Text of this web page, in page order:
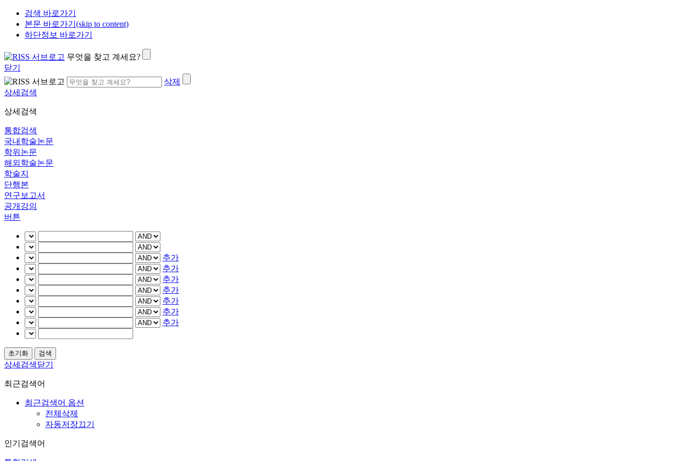
검색 바로가기
본문 바로가기(skip to content)
하단정보 바로가기
무엇을 찾고 계세요?
닫기
삭제
상세검색
상세검색
통합검색
국내학술논문
학위논문
해외학술논문
학술지
단행본
연구보고서
공개강의
버튼
추가
추가
추가
추가
추가
추가
추가
상세검색닫기
최근검색어
최근검색어 옵션
전체삭제
자동저장끄기
인기검색어